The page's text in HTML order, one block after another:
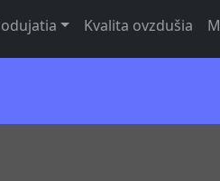
Kvalita ovzdušia